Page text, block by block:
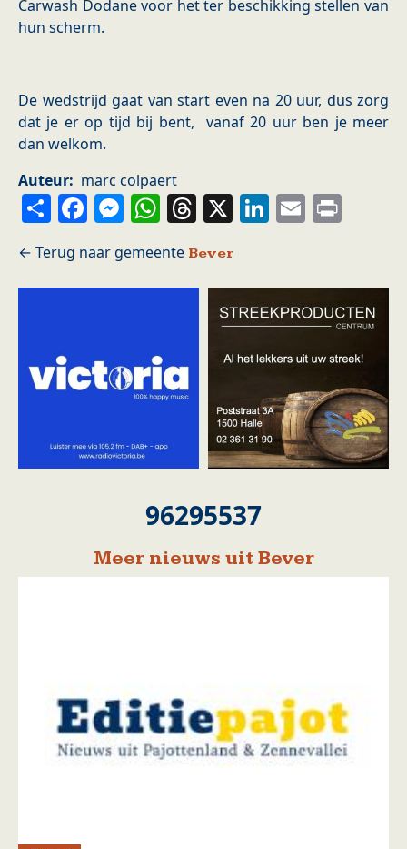
Carwash Dodane voor het ter beschikking stellen van
hun scherm.
De wedstrijd gaat van start even na 20 uur, dus zorg
dat je er op tijd bij bent, vanaf 20 uur ben je meer
dan welkom.
Auteur
marc colpaert
ShareFacebook
Messenger
WhatsApp
Threads
X LinkedIn
Email
Bever
96295537
Meer nieuws uit Bever